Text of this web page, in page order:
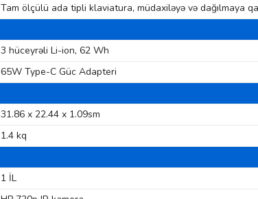
Tam ölçülü ada tipli klaviatura, müdaxiləyə və dağılmaya
3 hüceyrəli Li-ion, 62 Wh
65W Type-C Güc Adapteri
31.86 x 22.44 x 1.09sm
1.4 kq
1 İL